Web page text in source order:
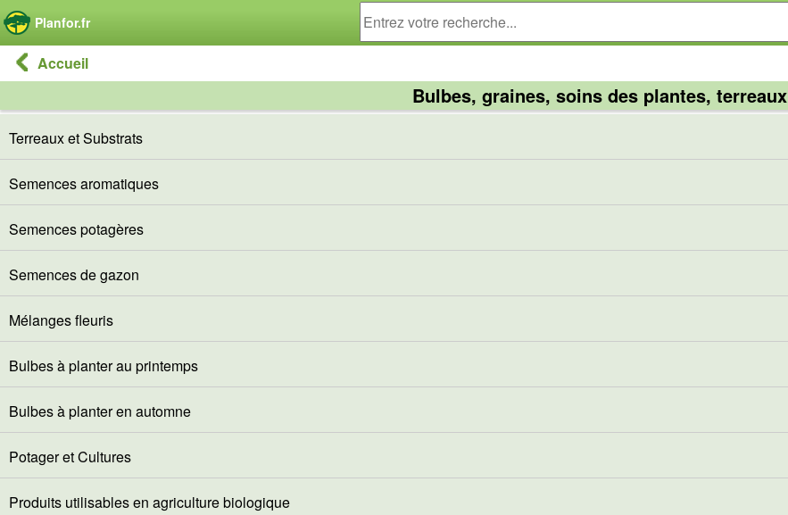
Planfor.fr
Accueil
Bulbes, graines, soins des plantes, terreaux
Terreaux et Substrats
Semences aromatiques
Semences potagères
Semences de gazon
Mélanges fleuris
Bulbes à planter au printemps
Bulbes à planter en automne
Potager et Cultures
Produits utilisables en agriculture biologique
Panneau de gestion des cookies